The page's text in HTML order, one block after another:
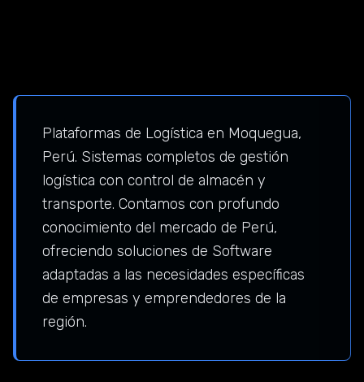
Plataformas de Logística en Moquegua,
Perú. Sistemas completos de gestión
logística con control de almacén y
transporte. Contamos con profundo
conocimiento del mercado de Perú,
ofreciendo soluciones de Software
adaptadas a las necesidades específicas
de empresas y emprendedores de la
región.